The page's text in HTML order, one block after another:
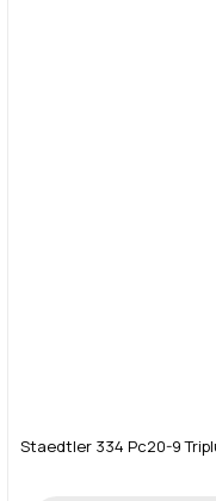
Staedtler 334 Pc20-9